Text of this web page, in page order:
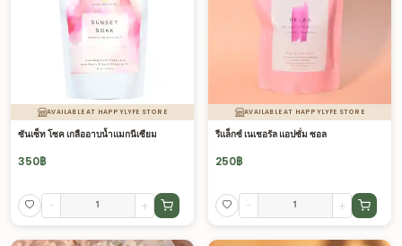
AVAILABLE AT HAPPYLYFE STORE
ซันเซ็ท โซค เกลืออาบน้ำแมกนีเซียม
350฿
- +
AVAILABLE AT HAPPYLYFE STORE
รีแล็กซ์ เนเชอรัล แอปซั่ม ซอล
250฿
- +